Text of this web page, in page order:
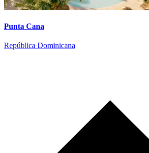
Punta Cana
República Dominicana